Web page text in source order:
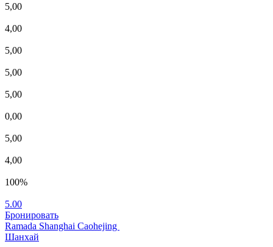
5,00
4,00
5,00
5,00
5,00
0,00
5,00
4,00
100%
5.00
Бронировать
Ramada Shanghai Caohejing
Шанхай